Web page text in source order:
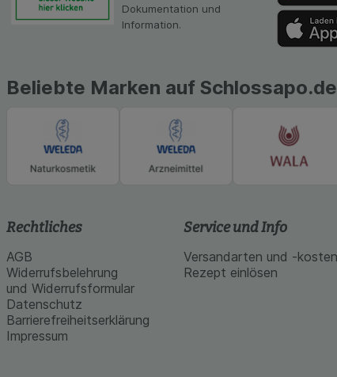
gestalten.
Medien
Dokumentation und
Information.
Beliebte Marken auf Schlossapo.de
Rechtliches
AGB
Widerrufsbelehrung
und Widerrufsformular
Datenschutz
Barrierefreiheitserklärung
Impressum
Service und Info
Versandarten und -kosten
Rezept einlösen